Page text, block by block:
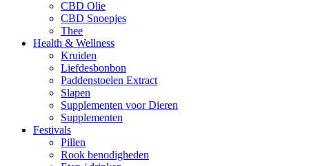
CBD Olie
CBD Snoepjes
Thee
Health & Wellness
Kruiden
Liefdesbonbon
Paddenstoelen Extract
Slapen
Supplementen voor Dieren
Supplementen
Festivals
Pillen
Rook benodigheden